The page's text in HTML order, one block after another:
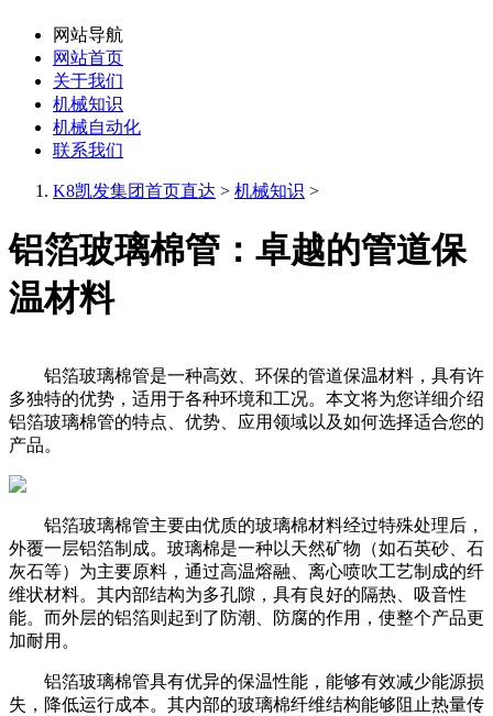
网站导航
网站首页
关于我们
机械知识
机械自动化
联系我们
K8凯发集团首页直达 > 机械知识 >
铝箔玻璃棉管：卓越的管道保
温材料
铝箔玻璃棉管是一种高效、环保的管道保温材料，具有许
多独特的优势，适用于各种环境和工况。本文将为您详细介绍
铝箔玻璃棉管的特点、优势、应用领域以及如何选择适合您的
产品。
铝箔玻璃棉管主要由优质的玻璃棉材料经过特殊处理后，
外覆一层铝箔制成。玻璃棉是一种以天然矿物（如石英砂、石
灰石等）为主要原料，通过高温熔融、离心喷吹工艺制成的纤
维状材料。其内部结构为多孔隙，具有良好的隔热、吸音性
能。而外层的铝箔则起到了防潮、防腐的作用，使整个产品更
加耐用。
铝箔玻璃棉管具有优异的保温性能，能够有效减少能源损
失，降低运行成本。其内部的玻璃棉纤维结构能够阻止热量传